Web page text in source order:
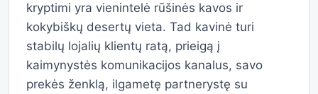
kryptimi yra vienintelė rūšinės kavos ir
kokybiškų desertų vieta. Tad kavinė turi
stabilų lojalių klientų ratą, prieigą į
kaimynystės komunikacijos kanalus, savo
prekės ženklą, ilgametę partnerystę su